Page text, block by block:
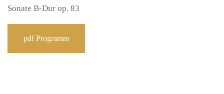
Sonate B-Dur op. 83
pdf Programm